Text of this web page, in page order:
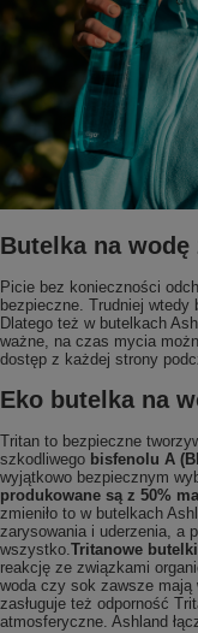
Butelka na wodę
Picie bez konieczności
bezpieczne. Trudniej wtedy
Dlatego też w butelkach
ważne, na czas mycia
dostęp z każdej strony
Eko butelka na
Tritan to bezpieczne
szkodliwego bisfenolu A
wyjątkowo bezpiecznym
produkowane są z 50%
zmieniło to w butelkach
zarysowania i uderzenia, a
wszystko.Tritanowe
reakcję ze związkami
woda czy sok zawsze mają
zasługuje też odporność
atmosferyczne. Ashland